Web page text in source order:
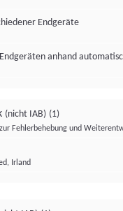
Endgeräte
anhand
(nicht IAB) (1)
Fehlerbehebung und
Irland